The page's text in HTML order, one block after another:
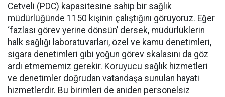
Cetveli (PDC) kapasitesine sahip bir sağlık
müdürlüğünde 1150 kişinin çalıştığını görüyoruz. Eğer
‘fazlası görev yerine dönsün’ dersek, müdürlüklerin
halk sağlığı laboratuvarları, özel ve kamu denetimleri,
sigara denetimleri gibi yoğun görev skalasını da göz
ardı etmememiz gerekir. Koruyucu sağlık hizmetleri
ve denetimler doğrudan vatandaşa sunulan hayati
hizmetlerdir. Bu birimleri de aniden personelsiz